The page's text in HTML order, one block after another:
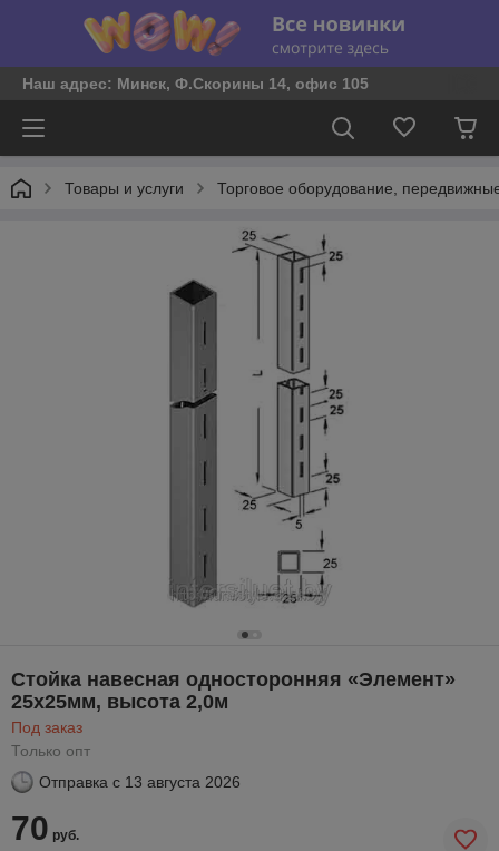
Наш адрес: Минск, Ф.Скорины 14, офис 105
Товары и услуги Торговое оборудование,
Стойка навесная односторонняя «Элемент»
25х25мм, высота 2,0м
Под заказ
Только опт
Отправка с 13 августа 2026
70 руб.